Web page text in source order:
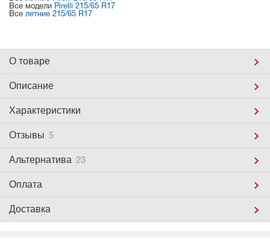
Все модели Pirelli 215/65 R17
Все летние 215/65 R17
О товаре
Описание
Характеристики
Отзывы 5
Альтернатива 23
Оплата
Доставка